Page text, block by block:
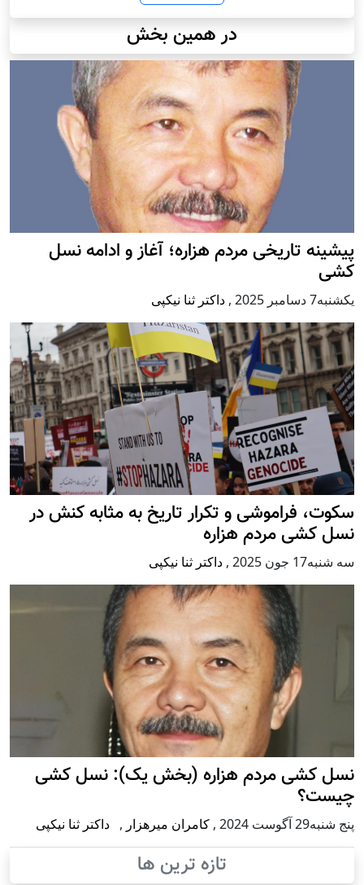
در همین بخش
پيشينه تاريخی مردم هزاره؛ آغاز و ادامه نسل
کشی
يكشنبه7 دسامبر 2025 , داکتر ثنا نیکپی
سکوت، فراموشی و تکرار تاريخ به مثابه کنش در
نسل کشی مردم هزاره
سه شنبه17 جون 2025 , داکتر ثنا نیکپی
نسل کشی مردم هزاره (بخش یک): نسل کشی
چیست؟
پنج شنبه29 آگوست 2024 , کامران میرهزار , داکتر ثنا نیکپی
تازه ترین ها